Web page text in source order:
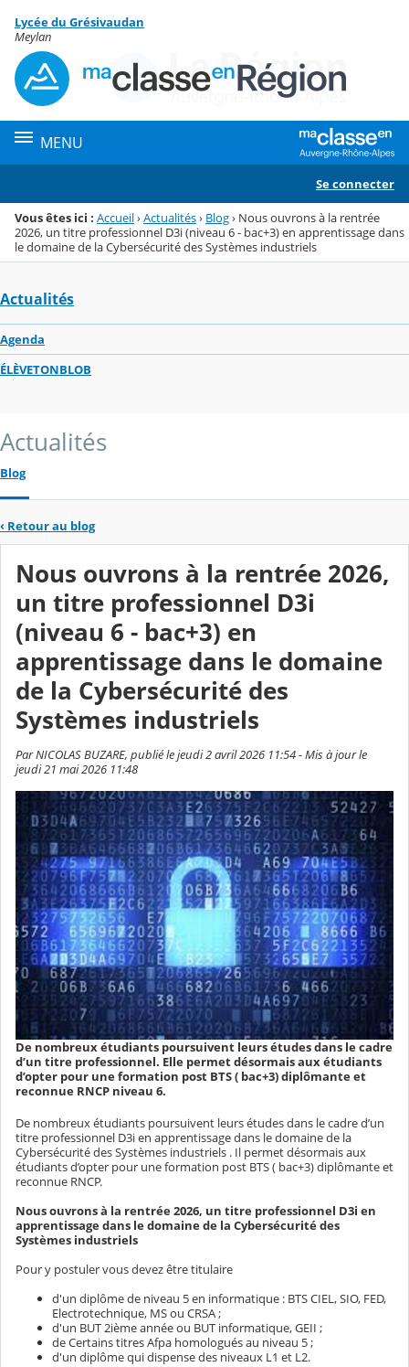
Menu de la rubrique
Contenu
Lycée du Grésivaudan
Meylan
MENU
Se connecter
Vous êtes ici : Accueil›Actualités› Blog› Nous ouvrons à la rentrée
2026, un titre professionnel D3i (niveau 6 - bac+3) en apprentissage dans
le domaine de la Cybersécurité des Systèmes industriels
Actualités
Agenda
ÉLÈVETONBLOB
Actualités
Blog
‹ Retour au blog
Nous ouvrons à la rentrée 2026,
un titre professionnel D3i
(niveau 6 - bac+3) en
apprentissage dans le domaine
de la Cybersécurité des
Systèmes industriels
Par NICOLAS BUZARE, publié le jeudi 2 avril 2026 11:54 - Mis à jour le
jeudi 21 mai 2026 11:48
De nombreux étudiants poursuivent leurs études dans le cadre
d’un titre professionnel. Elle permet désormais aux étudiants
d’opter pour une formation post BTS ( bac+3) diplômante et
reconnue RNCP niveau 6.
De nombreux étudiants poursuivent leurs études dans le cadre d’un
titre professionnel D3i en apprentissage dans le domaine de la
Cybersécurité des Systèmes industriels . Il permet désormais aux
étudiants d’opter pour une formation post BTS ( bac+3) diplômante et
reconnue RNCP.
Nous ouvrons à la rentrée 2026, un titre professionnel D3i en
apprentissage dans le domaine de la Cybersécurité des
Systèmes industriels
Pour y postuler vous devez être titulaire
d'un diplôme de niveau 5 en informatique : BTS CIEL, SIO, FED,
Electrotechnique, MS ou CRSA ;
d'un BUT 2ième année ou BUT informatique, GEII ;
de Certains titres Afpa homologués au niveau 5 ;
d'un diplôme qui dispense des niveaux L1 et L2.